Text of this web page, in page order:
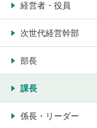
経営者・役員
次世代経営幹部
部長
課長
係長・リーダー